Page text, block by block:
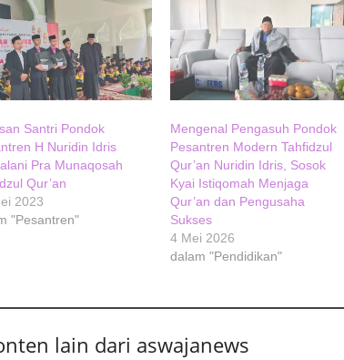
Santri Pondok
H Nuridin Idris
Pra Munaqosah
Qur’an
2023
"Pesantren"
Mengenal Pengasuh Pondok
Pesantren Modern Tahfidzul
Qur’an Nuridin Idris, Sosok
Kyai Istiqomah Menjaga
Qur’an dan Pengusaha
Sukses
4 Mei 2026
dalam "Pendidikan"
lain dari aswajanews